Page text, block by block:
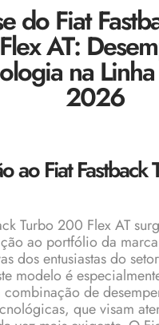
do Fiat
AT:
na
2026
ao Fiat
Turbo 200 Flex AT
ao portfólio da
dos entusiastas do
modelo é
de
que visam